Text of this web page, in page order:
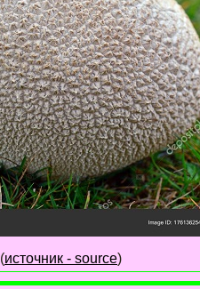
(источник - source)